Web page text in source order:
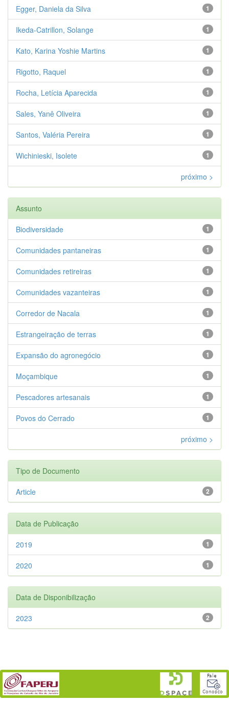
1
Egger, Daniela da Silva
1
Ikeda-Catrillon, Solange
1
Kato, Karina Yoshie Martins
1
Rigotto, Raquel
1
Rocha, Letícia Aparecida
1
Sales, Yanê Oliveira
1
Santos, Valéria Pereira
1
Wichinieski, Isolete
próximo >
Assunto
1
Biodiversidade
1
Comunidades pantaneiras
1
Comunidades retireiras
1
Comunidades vazanteiras
1
Corredor de Nacala
1
Estrangeiração de terras
1
Expansão do agronegócio
1
Moçambique
1
Pescadores artesanais
1
Povos do Cerrado
próximo >
Tipo de Documento
2
Article
Data de Publicação
1
2019
1
2020
Data de Disponibilização
2
2023